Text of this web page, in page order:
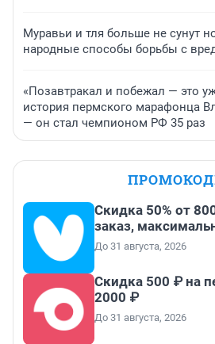
Муравьи и тля больше не сунут
народные способы борьбы с
«Позавтракал и побежал — это
история пермского марафонца
— он стал чемпионом РФ 35 раз
Скидка 50% от
заказ,
До 31 августа, 2026
Скидка 500 ₽ на
2000 ₽
До 31 августа, 2026